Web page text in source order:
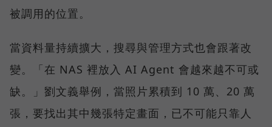
被調用的位置。
當資料量持續擴大，搜尋與管理方式也會跟著改
變。「在 NAS 裡放入 AI Agent 會越來越不可或
缺。」劉文義舉例，當照片累積到 10 萬、20 萬
張，要找出其中幾張特定畫面，已不可能只靠人